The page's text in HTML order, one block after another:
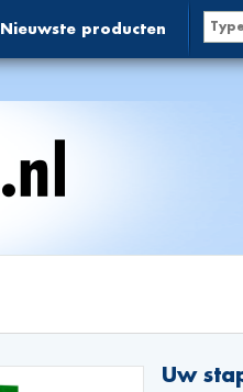
Nieuwste producten
Uw